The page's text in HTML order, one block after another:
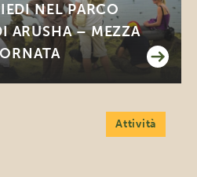
NEL PARCO
ARUSHA – MEZZA
Attività